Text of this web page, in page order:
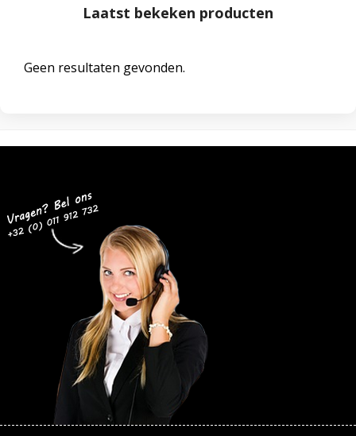
Laatst bekeken producten
Geen resultaten gevonden.